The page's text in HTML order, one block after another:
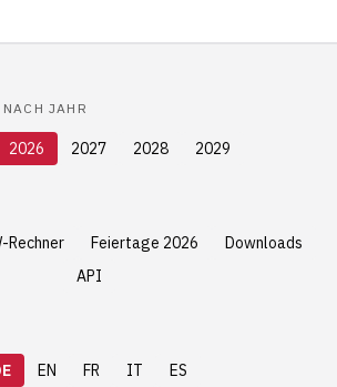
JAHR
2026 2027 2028 2029
Rechner Feiertage 2026
Downloads
API
EN FR IT ES